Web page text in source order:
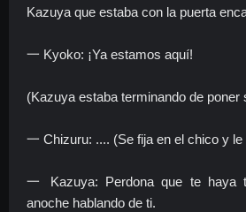
Kazuya que estaba con la puerta
一 Kyoko: ¡Ya estamos aquí!
(Kazuya estaba terminando de poner
一 Chizuru: .... (Se fija en el chico y le
一 Kazuya: Perdona que te haya
anoche hablando de ti.